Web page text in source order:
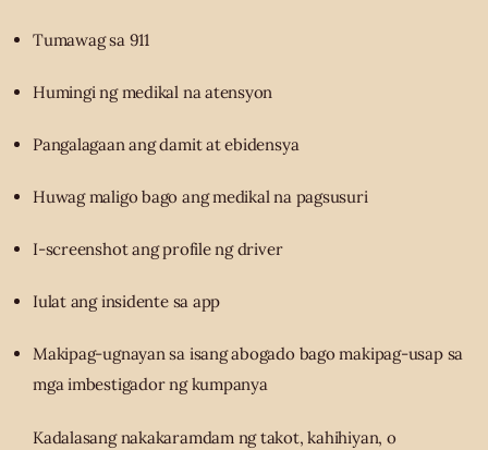
Tumawag sa 911
Humingi ng medikal na atensyon
Pangalagaan ang damit at ebidensya
Huwag maligo bago ang medikal na pagsusuri
I-screenshot ang profile ng driver
Iulat ang insidente sa app
Makipag-ugnayan sa isang abogado bago makipag-usap sa
mga imbestigador ng kumpanya
Kadalasang nakakaramdam ng takot, kahihiyan, o